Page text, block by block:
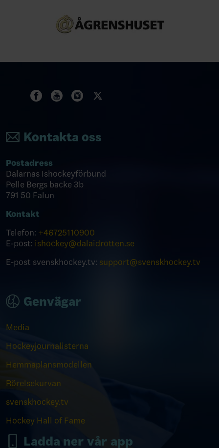
Kontakta oss
Postadress
Dalarnas Ishockeyförbund
Pelle Bergs backe 3b
791 50 Falun
Kontakt
Telefon: +46725110900
E-post: ishockey@dalaidrotten.se
E-post svenskhockey.tv: support@svenskhockey.tv
Genvägar
Media
Hockeyjournalisterna
Hemmaplansmodellen
Rörelsekurvan
svenskhockey.tv
Hockey Hall of Fame
Ladda ner vår app